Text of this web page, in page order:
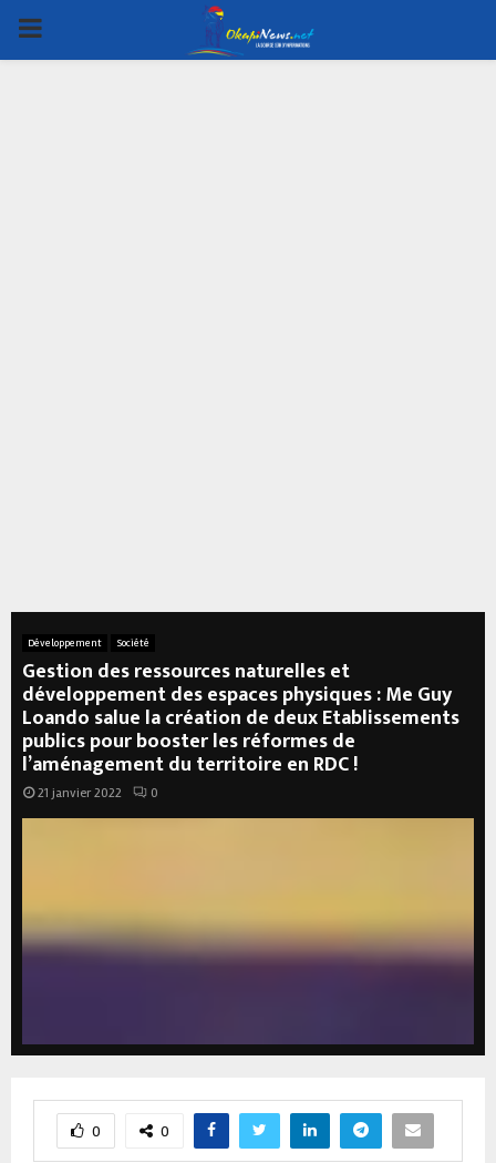
PRIMARY
Développement Société
Gestion des ressources naturelles et
développement des espaces physiques : Me Guy
Loando salue la création de deux Etablissements
publics pour booster les réformes de
l’aménagement du territoire en RDC !
21 janvier 2022 0
0 0